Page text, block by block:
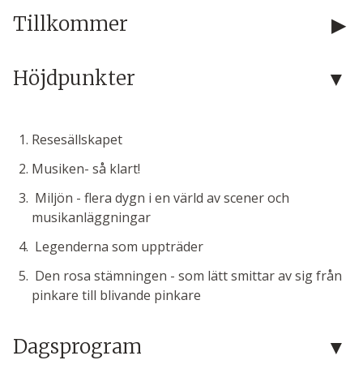
Tillkommer
Höjdpunkter
Resesällskapet
Musiken- så klart!
Miljön - flera dygn i en värld av scener och
musikanläggningar
Legenderna som uppträder
Den rosa stämningen - som lätt smittar av sig från
pinkare till blivande pinkare
Dagsprogram